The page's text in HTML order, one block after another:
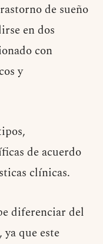
de sueño
en dos
con
y
de acuerdo
clínicas.
diferenciar del
que este